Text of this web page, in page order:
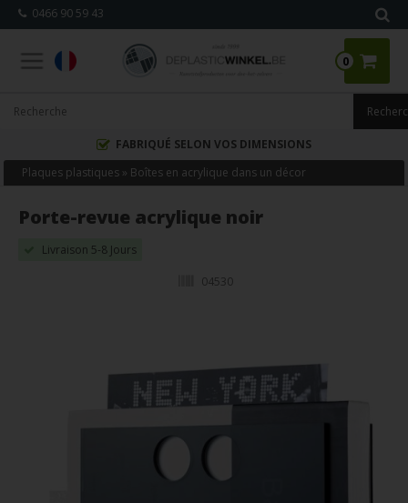
0466 90 59 43
0
FABRIQUÉ SELON VOS DIMENSIONS
Plaques plastiques » Boîtes en acrylique dans un décor
Porte-revue acrylique noir
Livraison 5-8 Jours
04530